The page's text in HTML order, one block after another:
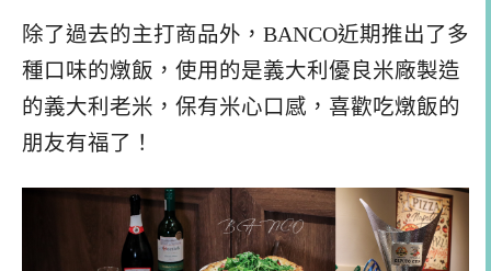
除了過去的主打商品外，BANCO近期推出了多
種口味的燉飯，使用的是義大利優良米廠製造
的義大利老米，保有米心口感，喜歡吃燉飯的
朋友有福了！